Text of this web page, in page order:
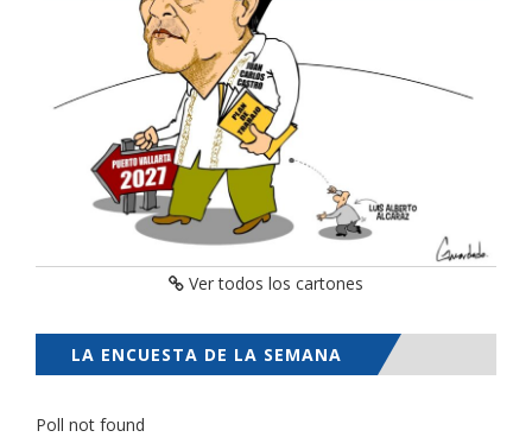
Ver todos los cartones
LA ENCUESTA DE LA SEMANA
Poll not found